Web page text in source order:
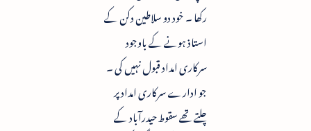
رکھا ۔ خود دو سلاطین دکن کے
استاذ ہونے کے باوجود
سرکاری امداد قبول نہیں کی ۔
جو ادارے سرکاری امداد پر
چلتے تھے سقوط حیدرآباد کے